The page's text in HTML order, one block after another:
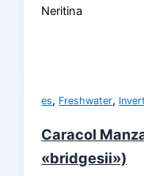
Neritina
es, Freshwater,
Caracol
«bridgesii»)